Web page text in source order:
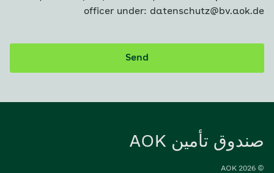
officer under: datenschutz@bv.aok.de
Send
AOK صندوق تأمين
© 2026 AOK